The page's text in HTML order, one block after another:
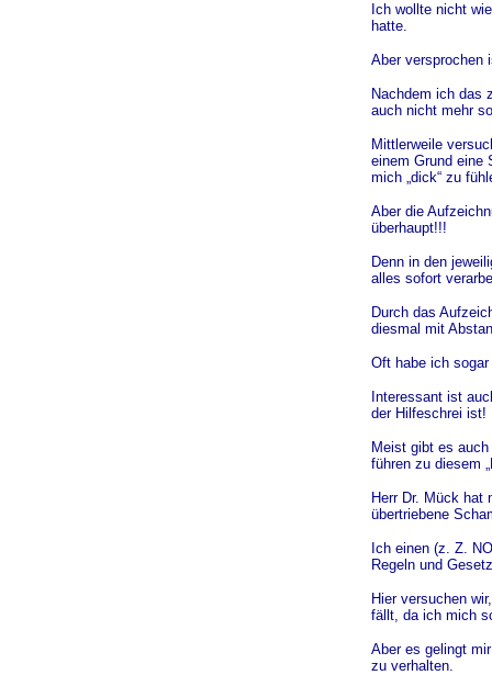
Ich wollte nicht
hatte.
Aber versprochen
Nachdem ich das
auch nicht mehr
Mittlerweile
einem Grund eine
mich „dick“ zu
Aber die
überhaupt!!!
Denn in den
alles sofort
Durch das
diesmal mit
Oft habe ich sogar
Interessant ist
der Hilfeschrei ist!
Meist gibt es
führen zu diesem
Herr Dr. Mück hat
übertriebene
Ich einen (z. Z.
Regeln und
Hier versuchen
fällt, da ich mich
Aber es gelingt
zu verhalten.